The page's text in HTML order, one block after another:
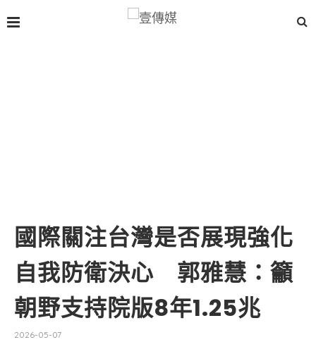
國際關注台灣是否展現強化
自我防衛決心 郭雅慧：籲
朝野支持院版8年1.25兆
2026-05-07